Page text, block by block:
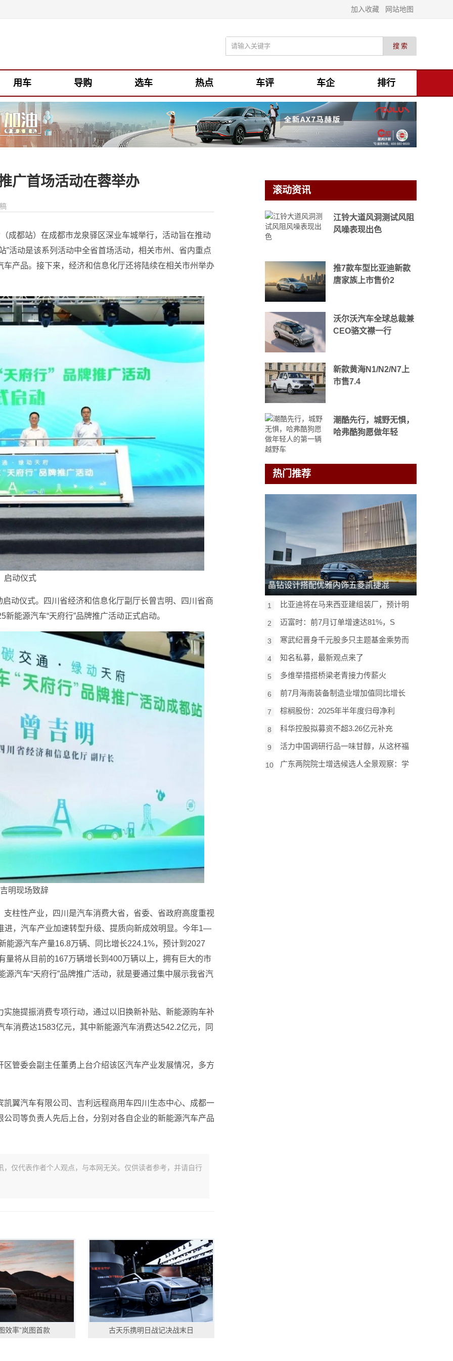
加入收藏 网站地图
用车 导购 选车 热点 车评 车企 排行
广首场活动在蓉举办
成都站）在成都市龙泉驿区深业车城举行，活动旨在推动
”活动是该系列活动中全省首场活动，相关市州、省内重点
产品。接下来，经济和信息化厅还将陆续在相关市州举办
启动仪式
动仪式。四川省经济和信息化厅副厅长曾吉明、四川省商
能源汽车“天府行”品牌推广活动正式启动。
明现场致辞
柱性产业，四川是汽车消费大省，省委、省政府高度重视
进，汽车产业加速转型升级、提质向新成效明显。今年1—
能源汽车产量16.8万辆、同比增长224.1%，预计到2027
将从目前的167万辆增长到400万辆以上，拥有巨大的市
汽车“天府行”品牌推广活动，就是要通过集中展示我省汽
施提振消费专项行动，通过以旧换新补贴、新能源购车补
消费达1583亿元，其中新能源汽车消费达542.2亿元，同
管委会副主任董勇上台介绍该区汽车产业发展情况，多方
翼汽车有限公司、吉利远程商用车四川生态中心、成都一
司等负责人先后上台，分别对各自企业的新能源汽车产品
仅代表作者个人观点，与本网无关。仅供读者参考，并请自行
效率”岚图首款 古天乐携明日战记决战末日
滚动资讯
江铃大道风洞测试风阻
风噪表现出色
推7款车型比亚迪新款
唐家族上市售价2
沃尔沃汽车全球总裁兼
CEO骆文襟一行
新款黄海N1/N2/N7上
市售7.4
潮酷先行，城野无惧，
哈弗酷狗愿做年轻
热门推荐
晶钻设计搭配优雅内饰五菱凯捷混
1 比亚迪将在马来西亚建组装厂，预计明
2 迈富时：前7月订单增速达81%，S
3 寒武纪晋身千元股多只主题基金乘势而
4 知名私募，最新观点来了
5 多维举措搭桥梁老青接力传薪火
6 前7月海南装备制造业增加值同比增长
7 棕榈股份：2025年半年度归母净利
8 科华控股拟募资不超3.26亿元补充
9 活力中国调研行品一味甘醇，从这杯福
10 广东两院院士增选候选人全景观察：学